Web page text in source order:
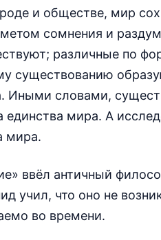
и обществе, мир
сомнения и
различные по
существованию
Иными словами,
мира. А
мира.
ввёл античный
учил, что оно не
во времени.